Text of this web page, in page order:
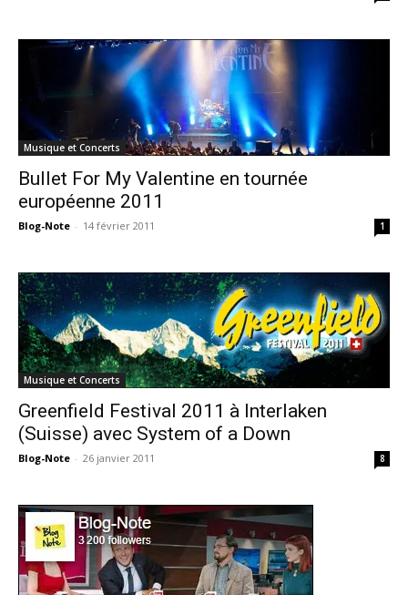
Musique et Concerts
Bullet For My Valentine en tournée
européenne 2011
Blog-Note - 14 février 2011 1
Musique et Concerts
Greenfield Festival 2011 à Interlaken
(Suisse) avec System of a Down
Blog-Note - 26 janvier 2011 8